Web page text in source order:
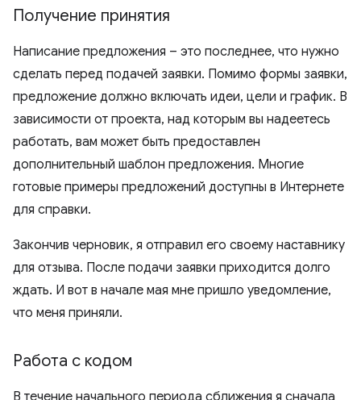
Получение принятия
Написание предложения – это последнее, что нужно
сделать перед подачей заявки. Помимо формы заявки,
предложение должно включать идеи, цели и график. В
зависимости от проекта, над которым вы надеетесь
работать, вам может быть предоставлен
дополнительный шаблон предложения. Многие
готовые примеры предложений доступны в Интернете
для справки.
Закончив черновик, я отправил его своему наставнику
для отзыва. После подачи заявки приходится долго
ждать. И вот в начале мая мне пришло уведомление,
что меня приняли.
Работа с кодом
В течение начального периода сближения я сначала